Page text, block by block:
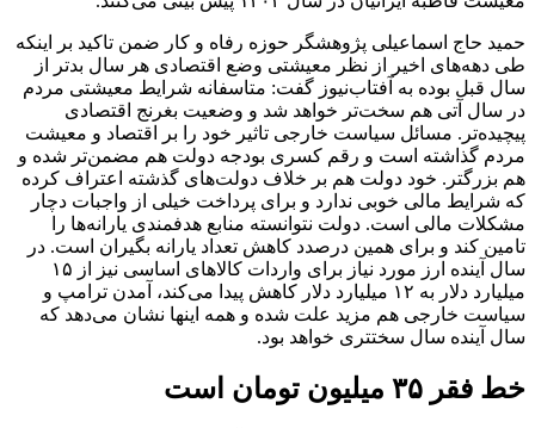
حمید حاج اسماعیلی پژوهشگر حوزه رفاه و کار ضمن تاکید بر اینکه
طی دهه‌های اخیر از نظر معیشتی وضع اقتصادی هر سال بدتر از
سال قبل بوده به آفتاب‌نیوز گفت: متاسفانه شرایط معیشتی مردم
در سال آتی هم سخت‌تر خواهد شد و وضعیت بغرنج اقتصادی
پیچیده‌تر. مسائل سیاست خارجی تاثیر خود را بر اقتصاد و معیشت
مردم گذاشته است و رقم کسری بودجه دولت هم مضمن‌تر شده و
هم بزرگتر. خود دولت هم بر خلاف دولت‌های گذشته اعتراف کرده
که شرایط مالی خوبی ندارد و برای پرداخت خیلی از واجبات دچار
مشکلات مالی است. دولت نتوانسته منابع هدفمندی یارانه‌ها را
تامین کند و برای همین درصدد کاهش تعداد یارانه بگیران است. در
سال آینده ارز مورد نیاز برای واردات کالا‌های اساسی نیز از ۱۵
میلیارد دلار به ۱۲ میلیارد دلار کاهش پیدا می‌کند، آمدن ترامپ و
سیاست خارجی هم مزید علت شده و همه اینها نشان می‌دهد که
سال آینده سال سختتری خواهد بود.
خط فقر ۳۵ میلیون تومان است